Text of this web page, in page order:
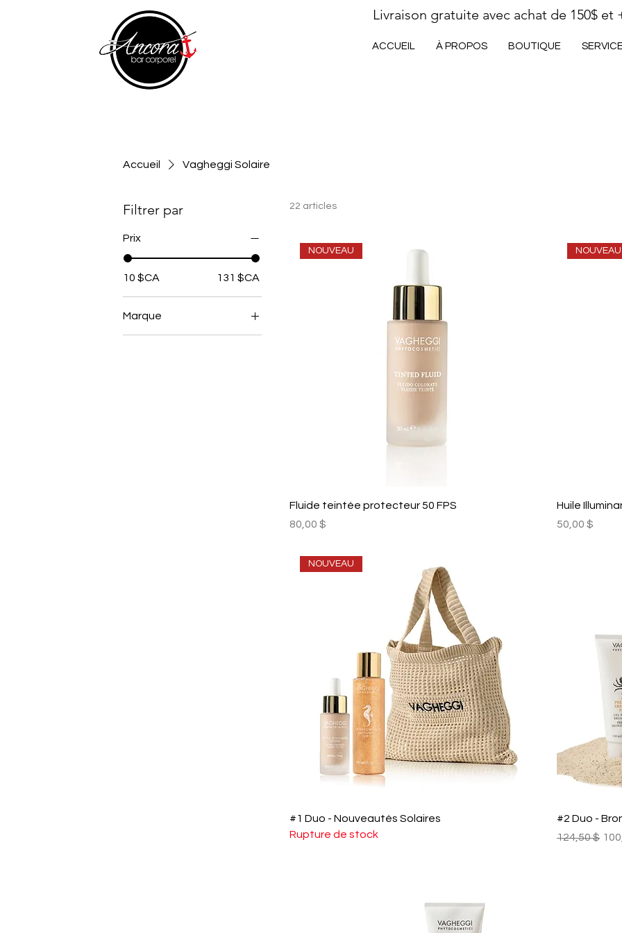
Livraison gratuite avec achat de 150$ et
ACCUEIL À PROPOS BOUTIQUE
Accueil Vagheggi Solaire
Filtrer par
Prix
10 $CA 131 $CA
Marque
22 articles
NOUVEAU
Fluide teintée protecteur 50 FPS
Prix
80,00 $
NOUVEAU
Huile
Prix
50,00 $
NOUVEAU
#1 Duo - Nouveautés Solaires
Rupture de stock
#2 Duo -
Prix original
124,50 $